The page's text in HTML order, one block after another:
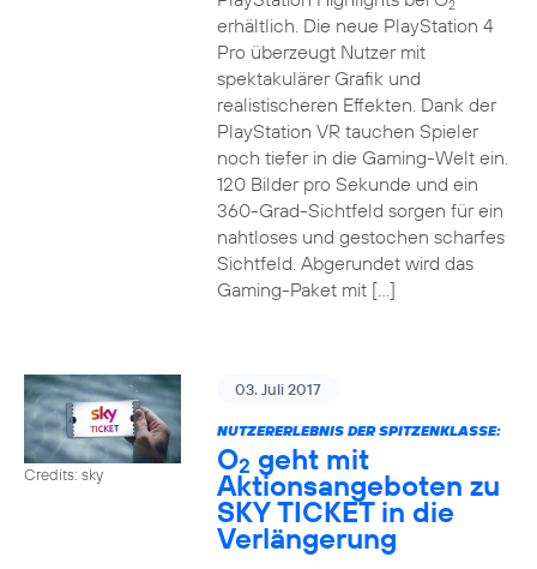
2
erhältlich. Die neue PlayStation 4
Pro überzeugt Nutzer mit
spektakulärer Grafik und
realistischeren Effekten. Dank der
PlayStation VR tauchen Spieler
noch tiefer in die Gaming-Welt ein.
120 Bilder pro Sekunde und ein
360-Grad-Sichtfeld sorgen für ein
nahtloses und gestochen scharfes
Sichtfeld. Abgerundet wird das
Gaming-Paket mit […]
Credits: sky
03. Juli 2017
NUTZERERLEBNIS DER SPITZENKLASSE:
O2 geht mit
Aktionsangeboten zu
SKY TICKET in die
Verlängerung